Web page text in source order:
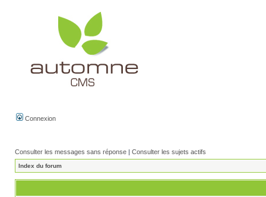
Connexion
Consulter les messages sans réponse | Consulter les sujets actifs
Index du forum